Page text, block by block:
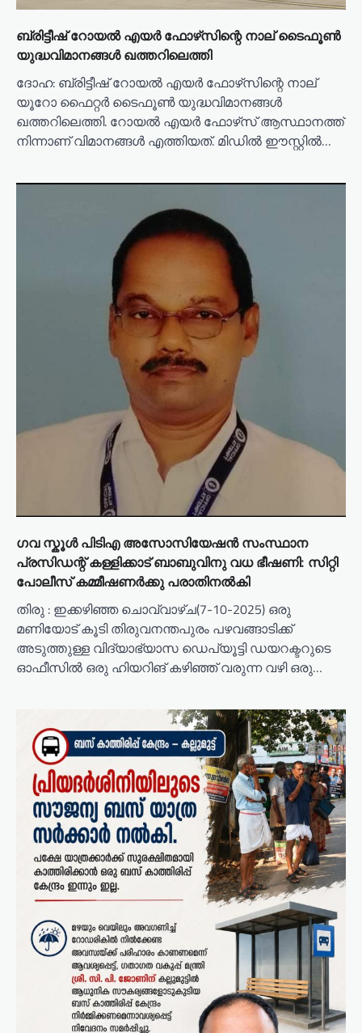
ബ്രിട്ടീഷ് റോയൽ എയർ ഫോഴ്‌സിന്റെ നാല് ടൈഫൂൺ
യുദ്ധവിമാനങ്ങൾ ഖത്തറിലെത്തി
ദോഹ: ബ്രിട്ടീഷ് റോയൽ എയർ ഫോഴ്‌സിന്റെ നാല്
യൂറോ ഫൈറ്റർ ടൈഫൂൺ യുദ്ധവിമാനങ്ങൾ
ഖത്തറിലെത്തി. റോയൽ എയർ ഫോഴ്‌സ് ആസ്ഥാനത്ത്
നിന്നാണ് വിമാനങ്ങൾ എത്തിയത്. മിഡിൽ ഈസ്റ്റിൽ…
ഗവ സ്കൂൾ പിടിഎ അസോസിയേഷൻ സംസ്ഥാന
പ്രസിഡന്റ് കള്ളിക്കാട് ബാബുവിനു വധ ഭീഷണി: സിറ്റി
പോലീസ് കമ്മീഷണർക്കു പരാതിനൽകി
തിരു : ഇക്കഴിഞ്ഞ ചൊവ്വാഴ്ച(7-10-2025) ഒരു
മണിയോട് കൂടി തിരുവനന്തപുരം പഴവങ്ങാടിക്ക്
അടുത്തുള്ള വിദ്യാഭ്യാസ ഡെപ്യൂട്ടി ഡയറക്ടറുടെ
ഓഫീസിൽ ഒരു ഹിയറിങ് കഴിഞ്ഞ് വരുന്ന വഴി ഒരു…